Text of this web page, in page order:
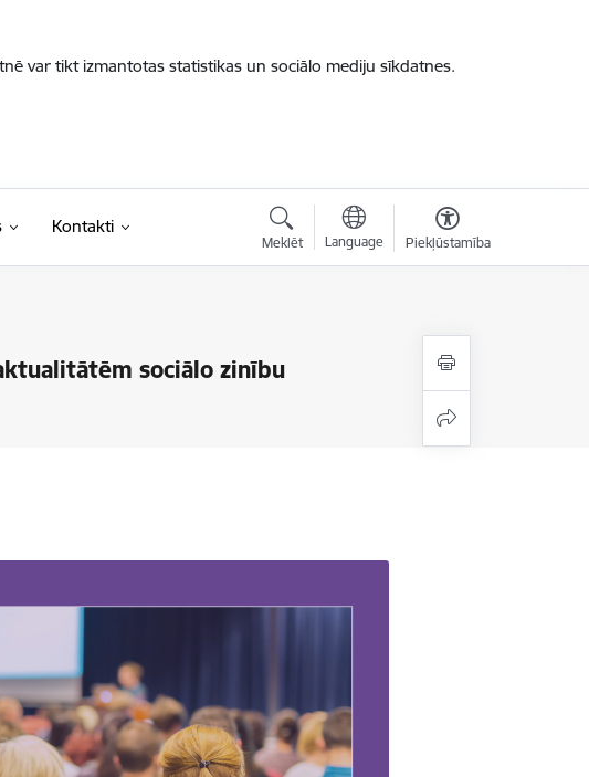
var tikt izmantotas statistikas un sociālo mediju sīkdatnes.
Kontakti
Meklēt Language Piekļūstamība
sociālo zinību